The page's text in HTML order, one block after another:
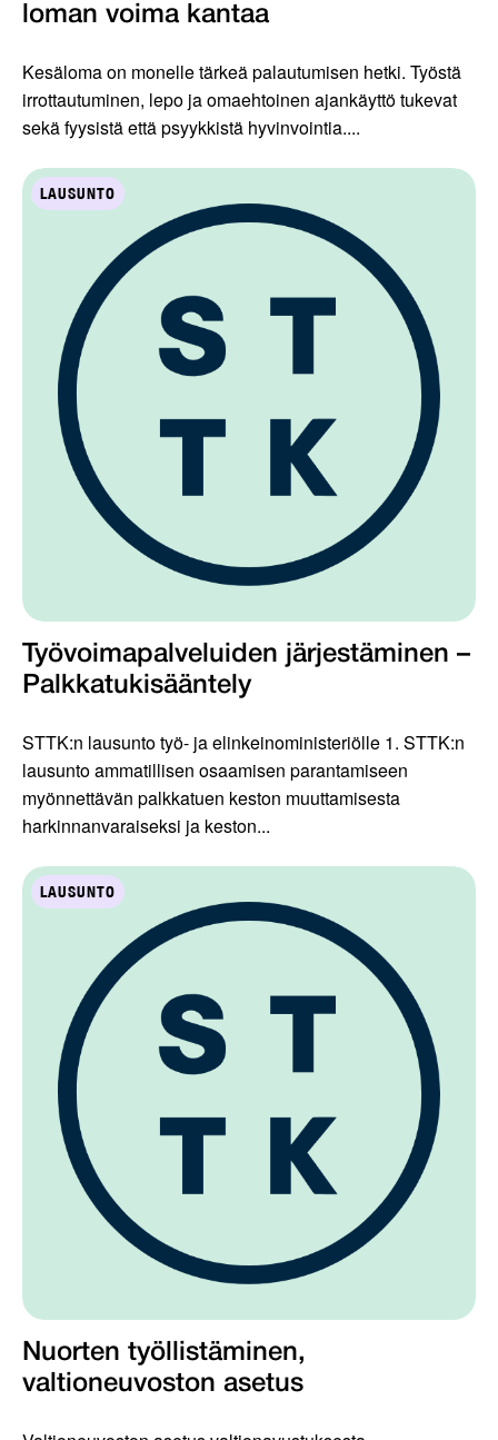
loman voima kantaa
Kesäloma on monelle tärkeä palautumisen hetki. Työstä
irrottautuminen, lepo ja omaehtoinen ajankäyttö tukevat
sekä fyysistä että psyykkistä hyvinvointia....
LAUSUNTO
Työvoimapalveluiden järjestäminen –
Palkkatukisääntely
STTK:n lausunto työ- ja elinkeinoministeriölle 1. STTK:n
lausunto ammatillisen osaamisen parantamiseen
myönnettävän palkkatuen keston muuttamisesta
harkinnanvaraiseksi ja keston...
LAUSUNTO
Nuorten työllistäminen,
valtioneuvoston asetus